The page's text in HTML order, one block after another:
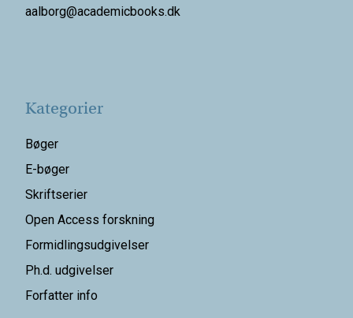
aalborg@academicbooks.dk
Kategorier
Bøger
E-bøger
Skriftserier
Open Access forskning
Formidlingsudgivelser
Ph.d. udgivelser
Forfatter info